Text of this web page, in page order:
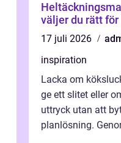
väljer du rätt
17 juli 2026
inspiration
Lacka om
ge ett slitet eller
uttryck utan att
planlösning.